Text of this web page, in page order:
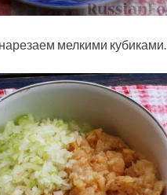
мелкими кубиками.